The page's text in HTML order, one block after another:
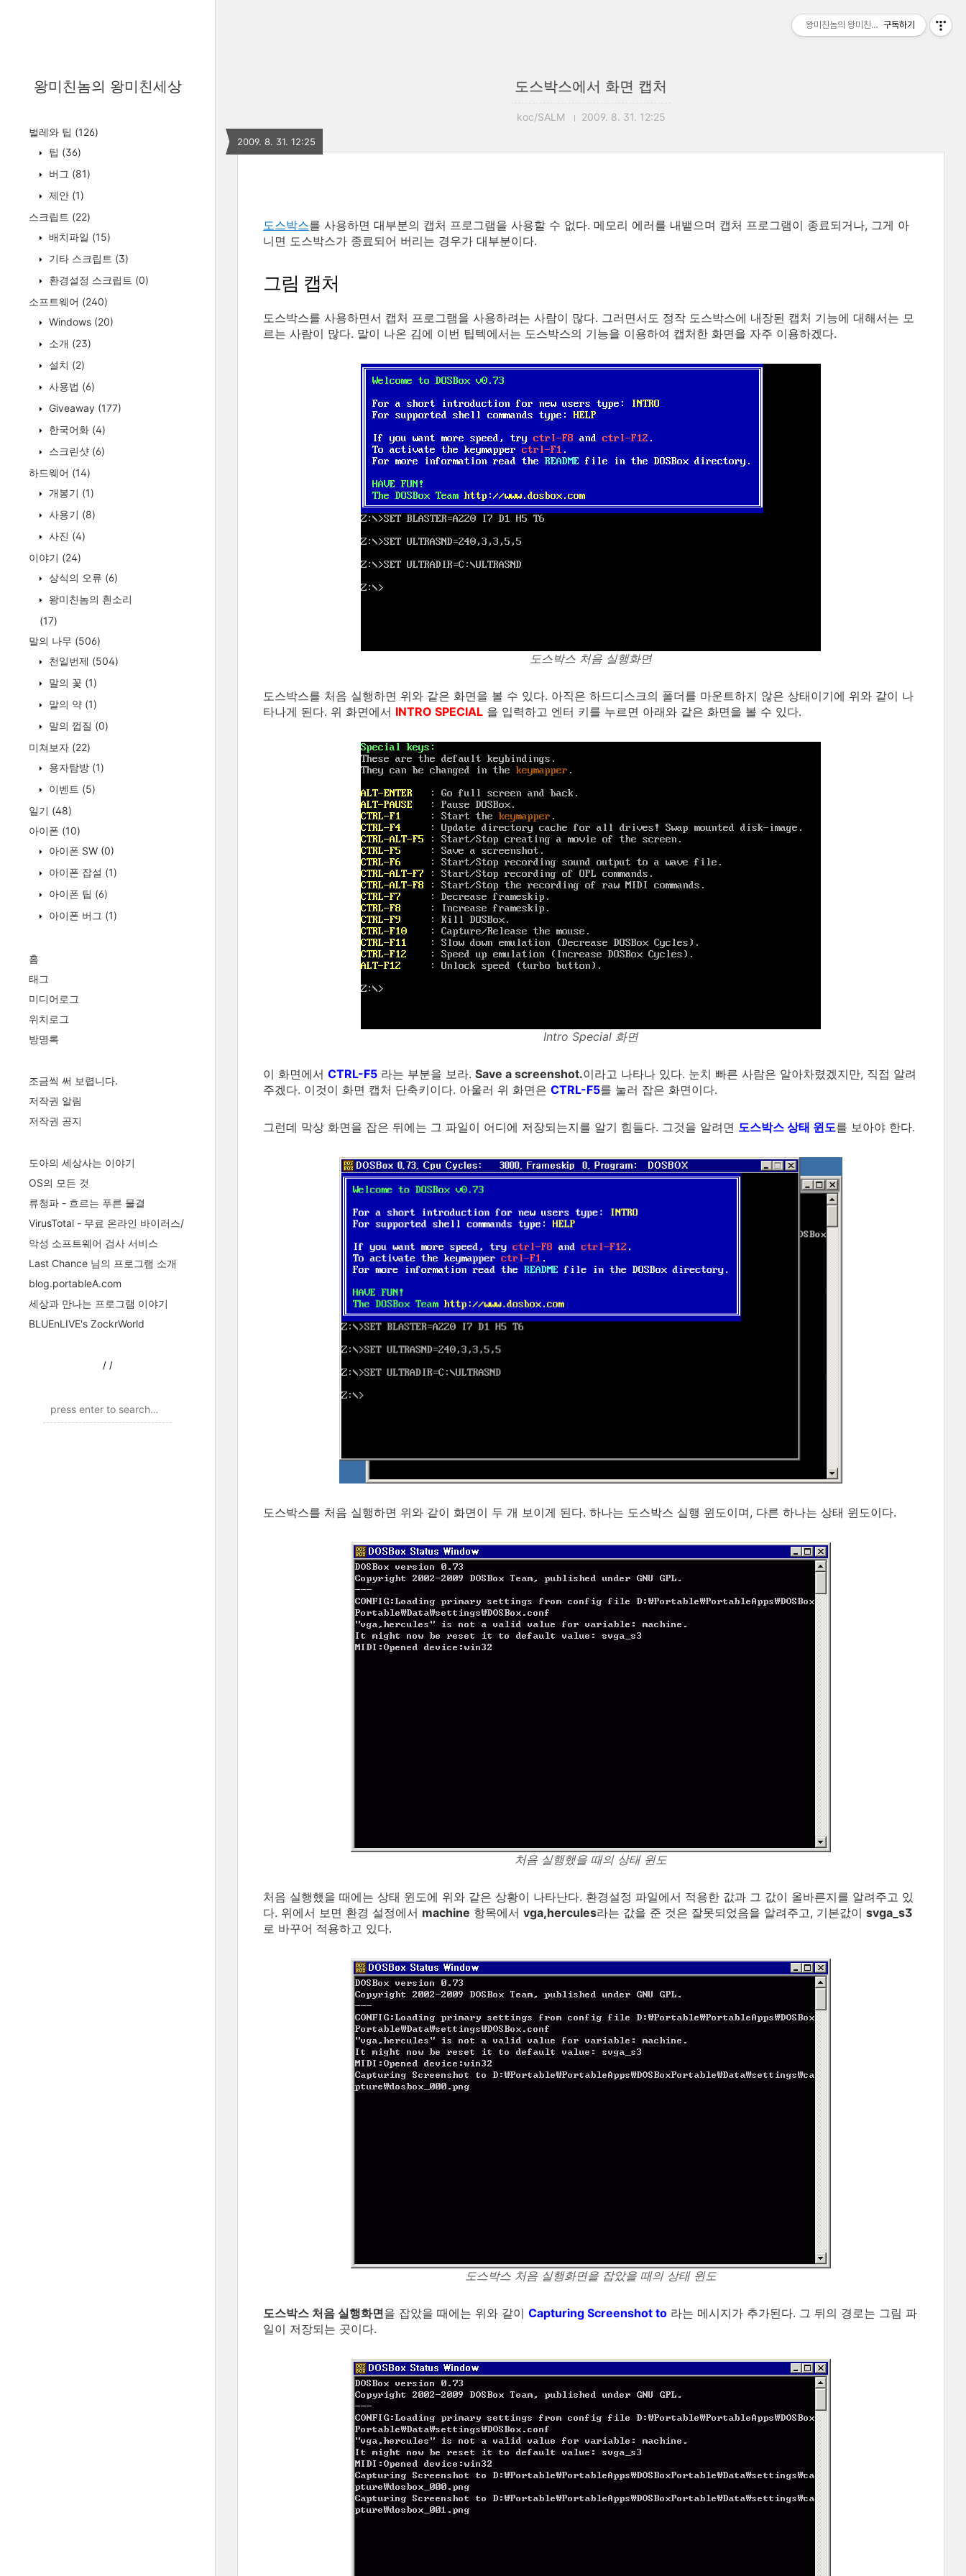
왕미친놈의 왕미친세상
벌레와 팁 (126)
팁 (36)
버그 (81)
제안 (1)
스크립트 (22)
배치파일 (15)
기타 스크립트 (3)
환경설정 스크립트 (0)
소프트웨어 (240)
Windows (20)
소개 (23)
설치 (2)
사용법 (6)
Giveaway (177)
한국어화 (4)
스크린샷 (6)
하드웨어 (14)
개봉기 (1)
사용기 (8)
사진 (4)
이야기 (24)
상식의 오류 (6)
왕미친놈의 흰소리
(17)
말의 나무 (506)
천일번제 (504)
말의 꽃 (1)
말의 약 (1)
말의 껍질 (0)
미쳐보자 (22)
용자탐방 (1)
이벤트 (5)
일기 (48)
아이폰 (10)
아이폰 SW (0)
아이폰 잡설 (1)
아이폰 팁 (6)
아이폰 버그 (1)
홈
태그
미디어로그
위치로그
방명록
조금씩 써 보렵니다.
저작권 알림
저작권 공지
도아의 세상사는 이야기
OS의 모든 것
류청파 - 흐르는 푸른 물결
VirusTotal - 무료 온라인 바이러스/
악성 소프트웨어 검사 서비스
Last Chance 님의 프로그램 소개
blog.portableA.com
세상과 만나는 프로그램 이야기
BLUEnLIVE's ZockrWorld
/ /
도스박스에서 화면 캡처
koc/SALM 2009. 8. 31. 12:25
2009. 8. 31. 12:25
도스박스를 사용하면 대부분의 캡처 프로그램을 사용할 수 없다. 메모리 에러를 내뱉으며 캡처 프로그램이 종료되거나, 그게 아
니면 도스박스가 종료되어 버리는 경우가 대부분이다.
그림 캡처
도스박스를 사용하면서 캡처 프로그램을 사용하려는 사람이 많다. 그러면서도 정작 도스박스에 내장된 캡처 기능에 대해서는 모
르는 사람이 많다. 말이 나온 김에 이번 팁텍에서는 도스박스의 기능을 이용하여 캡처한 화면을 자주 이용하겠다.
도스박스 처음 실행화면
도스박스를 처음 실행하면 위와 같은 화면을 볼 수 있다. 아직은 하드디스크의 폴더를 마운트하지 않은 상태이기에 위와 같이 나
타나게 된다. 위 화면에서 INTRO SPECIAL 을 입력하고 엔터 키를 누르면 아래와 같은 화면을 볼 수 있다.
Intro Special 화면
이 화면에서 CTRL-F5 라는 부분을 보라. Save a screenshot.이라고 나타나 있다. 눈치 빠른 사람은 알아차렸겠지만, 직접 알려
주겠다. 이것이 화면 캡처 단축키이다. 아울러 위 화면은 CTRL-F5를 눌러 잡은 화면이다.
그런데 막상 화면을 잡은 뒤에는 그 파일이 어디에 저장되는지를 알기 힘들다. 그것을 알려면 도스박스 상태 윈도를 보아야 한다.
도스박스를 처음 실행하면 위와 같이 화면이 두 개 보이게 된다. 하나는 도스박스 실행 윈도이며, 다른 하나는 상태 윈도이다.
처음 실행했을 때의 상태 윈도
처음 실행했을 때에는 상태 윈도에 위와 같은 상황이 나타난다. 환경설정 파일에서 적용한 값과 그 값이 올바른지를 알려주고 있
다. 위에서 보면 환경 설정에서 machine 항목에서 vga,hercules라는 값을 준 것은 잘못되었음을 알려주고, 기본값이 svga_s3
로 바꾸어 적용하고 있다.
도스박스 처음 실행화면을 잡았을 때의 상태 윈도
도스박스 처음 실행화면을 잡았을 때에는 위와 같이 Capturing Screenshot to 라는 메시지가 추가된다. 그 뒤의 경로는 그림 파
일이 저장되는 곳이다.
왕미친놈의 왕미친세상구독하기